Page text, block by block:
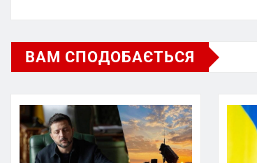
ВАМ СПОДОБАЄТЬСЯ